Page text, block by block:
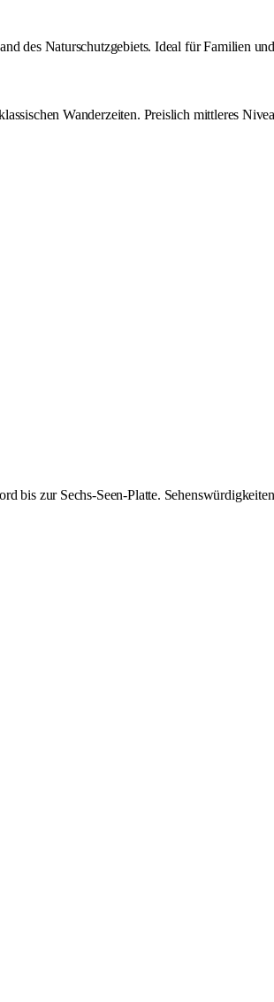
des Naturschutzgebiets. Ideal für Familien
Wanderzeiten. Preislich mittleres
bis zur Sechs-Seen-Platte.